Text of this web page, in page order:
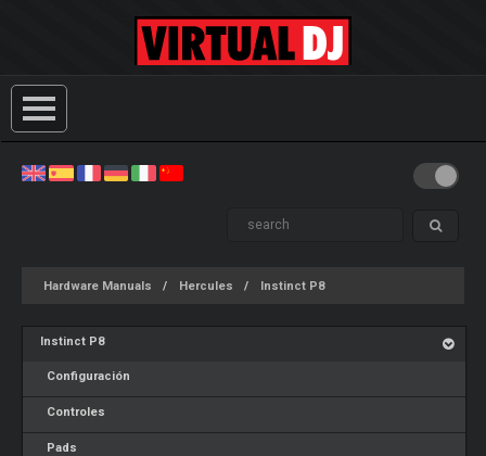
Hardware Manuals Hercules Instinct P8
Instinct P8
Configuración
Controles
Pads